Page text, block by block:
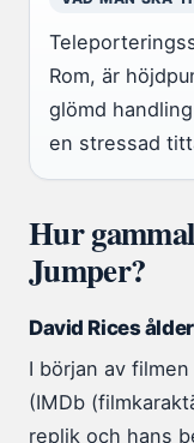
Rom, är
glömd
en stressad
Hur
Jumper?
David Rices
I början av
(IMDb
replik och hans